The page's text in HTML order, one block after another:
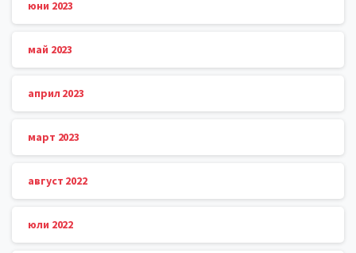
юни 2023
май 2023
април 2023
март 2023
август 2022
юли 2022